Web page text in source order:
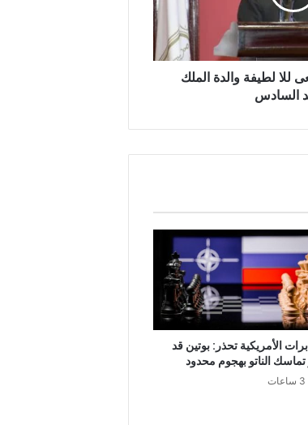
للا لطيفة والدة الملك
السادس
الأمريكية تحذر: بوتين قد
تماسك الناتو بهجوم محدود